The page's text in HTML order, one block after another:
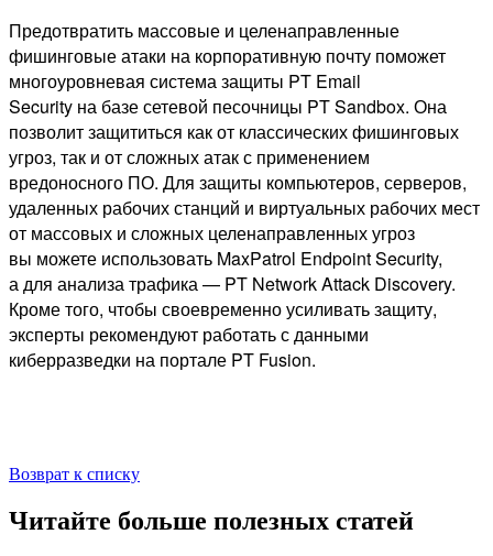
Предотвратить массовые и целенаправленные
фишинговые атаки на корпоративную почту поможет
многоуровневая система защиты PT Email
Security на базе сетевой песочницы PT Sandbox. Она
позволит защититься как от классических фишинговых
угроз, так и от сложных атак с применением
вредоносного ПО. Для защиты компьютеров, серверов,
удаленных рабочих станций и виртуальных рабочих мест
от массовых и сложных целенаправленных угроз
вы можете использовать MaxPatrol Endpoint Security,
а для анализа трафика — PT Network Attack Discovery.
Кроме того, чтобы своевременно усиливать защиту,
эксперты рекомендуют работать с данными
киберразведки на портале PT Fusion.
Возврат к списку
Читайте больше полезных статей